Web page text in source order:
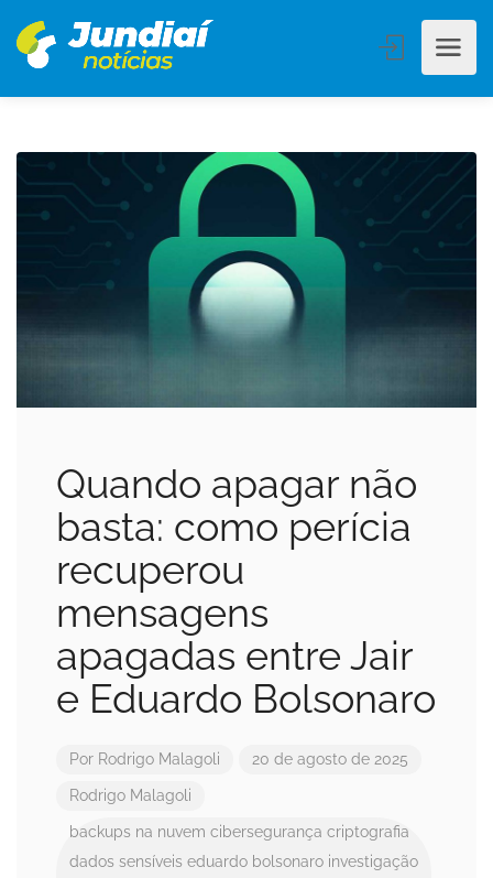
Quando apagar não
basta: como perícia
recuperou
mensagens
apagadas entre Jair
e Eduardo Bolsonaro
Por Rodrigo Malagoli 20 de agosto de 2025
Rodrigo Malagoli
backups na nuvem cibersegurança criptografia
dados sensíveis eduardo bolsonaro investigação